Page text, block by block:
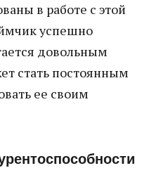
в работе с этой
успешно
довольным
стать постоянным
ее своим